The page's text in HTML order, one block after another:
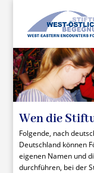
Wen die
Folgende, nach
Deutschland können
eigenen Namen und
durchführen, bei der